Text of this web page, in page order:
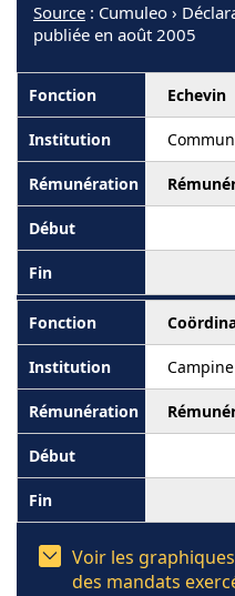
Source : Cumuleo ›
publiée en août 2005
Echevin
Voir les
des mandats